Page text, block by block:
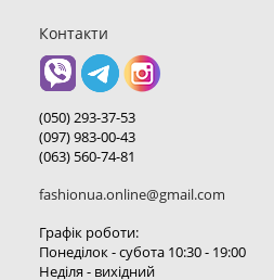
Контакти
(050) 293-37-53
(097) 983-00-43
(063) 560-74-81
fashionua.online@gmail.com
Графік роботи:
Понеділок - субота 10:30 - 19:00
Неділя - вихідний